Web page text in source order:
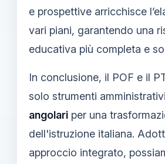
e prospettive arricchisce
vari piani, garantendo una
educativa più completa e
In conclusione, il POF e il
solo strumenti
angolari per una
dell'istruzione italiana.
approccio integrato,